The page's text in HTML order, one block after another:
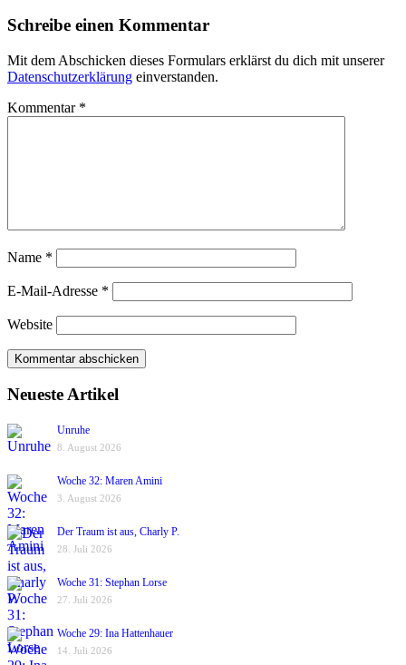
Schreibe einen Kommentar
Mit dem Abschicken dieses Formulars erklärst du dich mit unserer
Datenschutzerklärung einverstanden.
Kommentar *
Name *
E-Mail-Adresse *
Website
Neueste Artikel
Unruhe
8. August 2026
Woche 32: Maren Amini
3. August 2026
Der Traum ist aus, Charly P.
28. Juli 2026
Woche 31: Stephan Lorse
27. Juli 2026
Woche 29: Ina Hattenhauer
14. Juli 2026